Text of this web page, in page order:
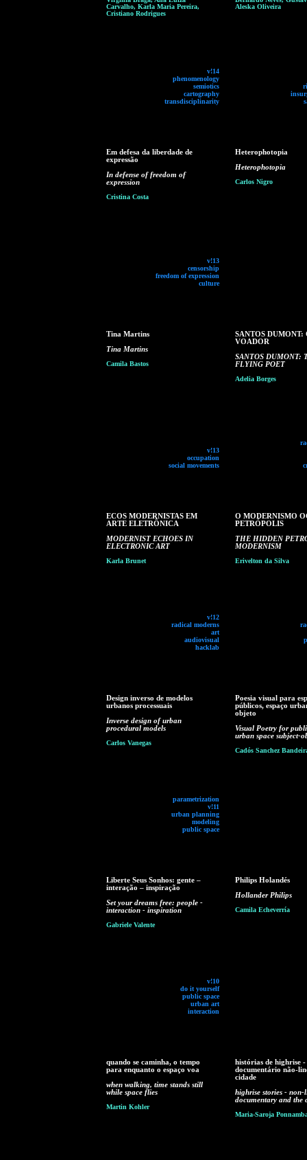
Carvalho, Karla Maria Pereira,
Cristiano Rodrigues
v!14
phenomenology
semiotics
cartography
transdisciplinarity
Aleska Oliveira
Em defesa da liberdade de
expressão
In defense of freedom of
expression
Cristina Costa
v!13
censorship
freedom of expression
culture
Heterophotopia
Heterophotopia
Carlos Nigro
Tina Martins
Tina Martins
Camila Bastos
v!13
occupation
social movements
SANTOS DUMONT:
VOADOR
SANTOS DUMONT:
FLYING POET
Adelia Borges
ECOS MODERNISTAS EM
ARTE ELETRÔNICA
MODERNIST ECHOES IN
ELECTRONIC ART
Karla Brunet
v!12
radical moderns
art
audiovisual
hacklab
O MODERNISMO
PETRÓPOLIS
THE HIDDEN
MODERNISM
Erivelton da Silva
Design inverso de modelos
urbanos processuais
Inverse design of urban
procedural models
Carlos Vanegas
parametrization
v!11
urban planning
modeling
public space
Poesia visual para
públicos, espaço
objeto
Visual Poetry for
urban space subject-
Cadós Sanchez
Liberte Seus Sonhos: gente –
interação – inspiração
Set your dreams free: people -
interaction - inspiration
Gabriele Valente
v!10
do it yourself
public space
urban art
interaction
Philips Holandés
Hollander Philips
Camila Echeverría
quando se caminha, o tempo
para enquanto o espaço voa
when walking, time stands still
while space flies
Martin Kohler
histórias de highrise -
documentário não-
cidade
highrise stories - non-
documentary and the
Maria-Saroja